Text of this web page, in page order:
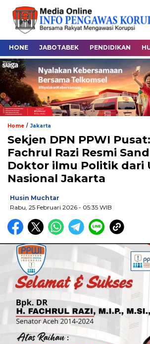
HONE JABOTABEK PENDIDIKAN
Home / Jakarta
Sekjen DPN PPWI
Fachrul Razi Resmi
Doktor ilmu Politik dari
Nasional Jakarta
Husin Muchtar
Rabu, 25 Februari 2026 - 05:35 WIB